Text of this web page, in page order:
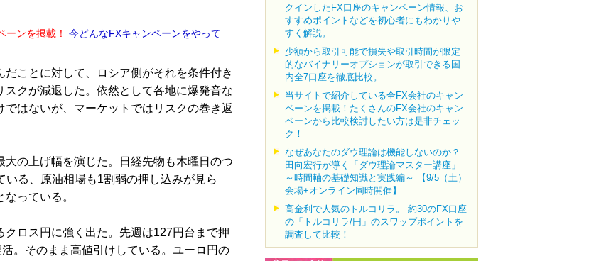
ーンを掲載！
今どんなFXキャンペーンをやって
ことに対して、ロシア側がそれを条件付き
クが減退した。依然として各地に爆発音な
はないが、マーケットではリスクの巻き返
の上げ幅を演じた。日経先物も木曜日のつ
る、原油相場も1割弱の押し込みが見ら
っている。
ロス円に強く出た。先週は127円台まで押
。そのまま高値引けしている。ユーロ円の
クインしたFX口座のキャンペーン情報、お
すすめポイントなどを初心者にもわかりや
すく解説。
少額から取引可能で損失や取引時間が限定
的なバイナリーオプションが取引できる国
内全7口座を徹底比較。
当サイトで紹介している全FX会社のキャン
ペーンを掲載！たくさんのFX会社のキャン
ペーンから比較検討したい方は是非チェッ
ク！
なぜあなたのダウ理論は機能しないのか？
田向宏行が導く「ダウ理論マスター講座」
～時間軸の基礎知識と実践編～ 【9/5（土）
会場+オンライン同時開催】
高金利で人気のトルコリラ。 約30のFX口座
の「トルコリラ/円」のスワップポイントを
調査して比較！